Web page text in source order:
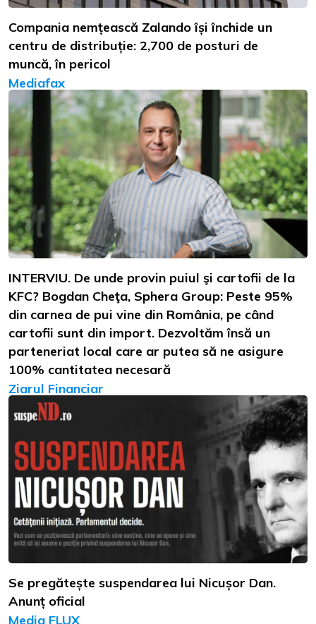
Compania nemțească Zalando își închide un
centru de distribuție: 2,700 de posturi de
muncă, în pericol
Mediafax
INTERVIU. De unde provin puiul şi cartofii de la
KFC? Bogdan Cheţa, Sphera Group: Peste 95%
din carnea de pui vine din România, pe când
cartofii sunt din import. Dezvoltăm însă un
parteneriat local care ar putea să ne asigure
100% cantitatea necesară
Ziarul Financiar
Se pregătește suspendarea lui Nicușor Dan.
Anunț oficial
Media FLUX